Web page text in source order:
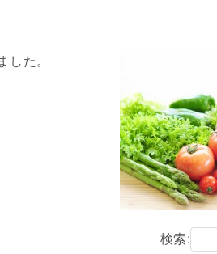
した。
検索: